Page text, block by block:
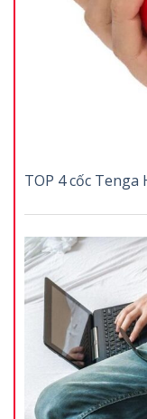
TOP 4 cốc Tenga